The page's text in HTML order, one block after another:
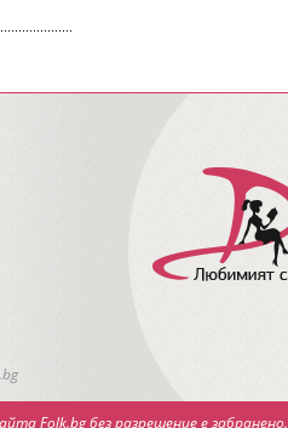
Folk.bg без разрешение е забранено.